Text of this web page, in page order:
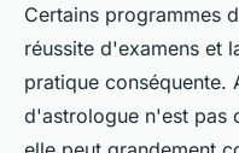
Certains programmes
réussite d'examens et
pratique conséquente.
d'astrologue n'est pas